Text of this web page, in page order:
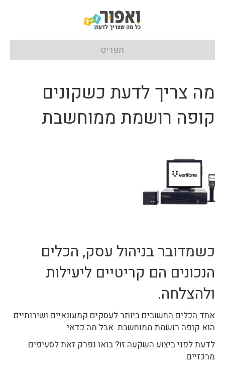
תפריט
מה צריך לדעת כשקונים
קופה רושמת ממוחשבת
כשמדובר בניהול עסק, הכלים
הנכונים הם קריטיים ליעילות
ולהצלחה.
אחד הכלים החשובים ביותר לעסקים קמעונאיים ושירותיים
הוא קופה רושמת ממוחשבת. אבל מה כדאי
לדעת לפני ביצוע השקעה זו? בואו נפרק זאת לסעיפים
מרכזיים.